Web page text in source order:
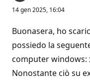
14 gen 2025, 16:04
Buonasera, ho
possiedo la
computer windows:
Nonostante ciò su